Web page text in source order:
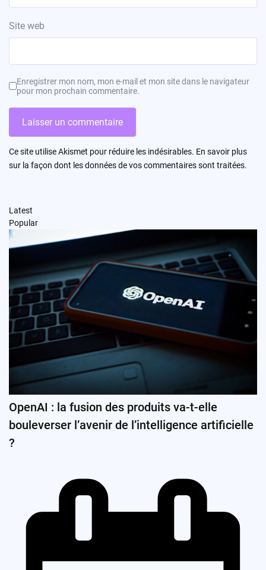
Site web
Enregistrer mon nom, mon e-mail et mon site dans le navigateur
pour mon prochain commentaire.
Ce site utilise Akismet pour réduire les indésirables. En savoir plus
sur la façon dont les données de vos commentaires sont traitées.
Latest
Popular
OpenAI : la fusion des produits va-t-elle
bouleverser l’avenir de l’intelligence artificielle
?